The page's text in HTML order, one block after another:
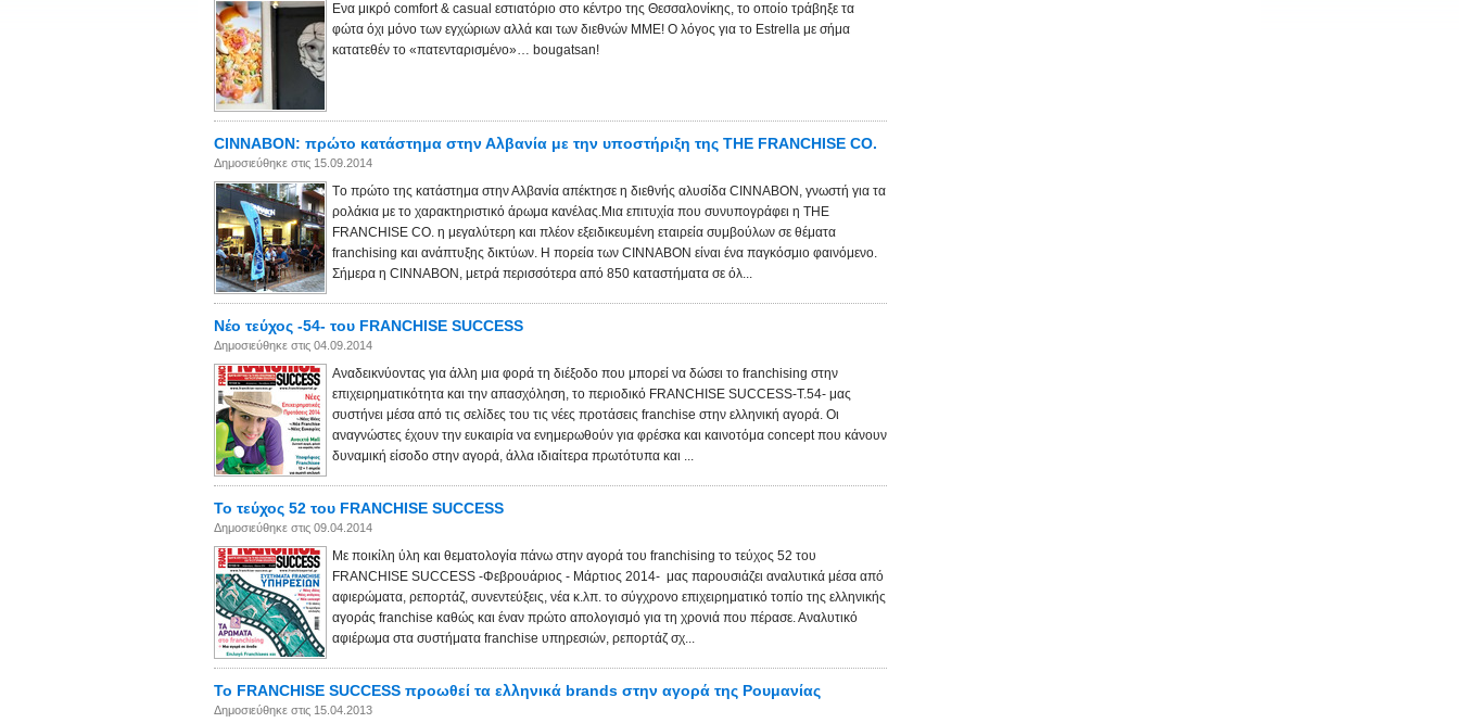
Ενα μικρό comfort & casual εστιατόριο στο κέντρο της Θεσσαλονίκης, το οποίο τράβηξε τα
φώτα όχι μόνο των εγχώριων αλλά και των διεθνών ΜΜΕ! Ο λόγος για το Estrella με σήμα
κατατεθέν το «πατενταρισμένο»… bougatsan!
CΙΝΝΑΒΟΝ: πρώτο κατάστημα στην Αλβανία με την υποστήριξη της THE FRANCHISE CO.
Δημοσιεύθηκε στις 15.09.2014
Tο πρώτο της κατάστημα στην Αλβανία απέκτησε η διεθνής αλυσίδα CΙΝΝΑΒΟΝ, γνωστή για τα
ρολάκια με το χαρακτηριστικό άρωμα κανέλας.Μια επιτυχία που συνυπογράφει η THE
FRANCHISE CO. η μεγαλύτερη και πλέον εξειδικευμένη εταιρεία συμβούλων σε θέματα
franchising και ανάπτυξης δικτύων. Η πορεία των CINNABON είναι ένα παγκόσμιο φαινόμενο.
Σήμερα η CΙΝΝΑΒΟΝ, μετρά περισσότερα από 850 καταστήματα σε όλ...
Νέο τεύχος -54- του FRANCHISE SUCCESS
Δημοσιεύθηκε στις 04.09.2014
Αναδεικνύοντας για άλλη μια φορά τη διέξοδο που μπορεί να δώσει το franchising στην
επιχειρηματικότητα και την απασχόληση, το περιοδικό FRANCHISE SUCCESS-Τ.54- μας
συστήνει μέσα από τις σελίδες του τις νέες προτάσεις franchise στην ελληνική αγορά. Οι
αναγνώστες έχουν την ευκαιρία να ενημερωθούν για φρέσκα και καινοτόμα concept που κάνουν
δυναμική είσοδο στην αγορά, άλλα ιδιαίτερα πρωτότυπα και ...
Το τεύχος 52 του FRANCHISE SUCCESS
Δημοσιεύθηκε στις 09.04.2014
Με ποικίλη ύλη και θεματολογία πάνω στην αγορά του franchising το τεύχος 52 του
FRANCHISE SUCCESS -Φεβρουάριος - Μάρτιος 2014- μας παρουσιάζει αναλυτικά μέσα από
αφιερώματα, ρεπορτάζ, συνεντεύξεις, νέα κ.λπ. το σύγχρονο επιχειρηματικό τοπίο της ελληνικής
αγοράς franchise καθώς και έναν πρώτο απολογισμό για τη χρονιά που πέρασε. Αναλυτικό
αφιέρωμα στα συστήματα franchise υπηρεσιών, ρεπορτάζ σχ...
Το FRANCHISE SUCCESS προωθεί τα ελληνικά brands στην αγορά της Ρουμανίας
Δημοσιεύθηκε στις 15.04.2013